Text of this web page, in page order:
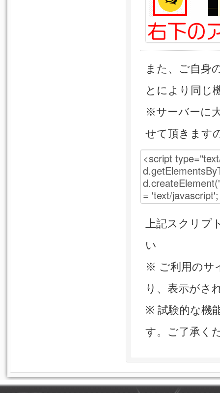
また、ご自身
とにより同じ
※サーバーに
せて頂きます
上記スクリプ
い
※ ご利用のサ
り、表示がさ
※ 試験的な機
す。ご了承く